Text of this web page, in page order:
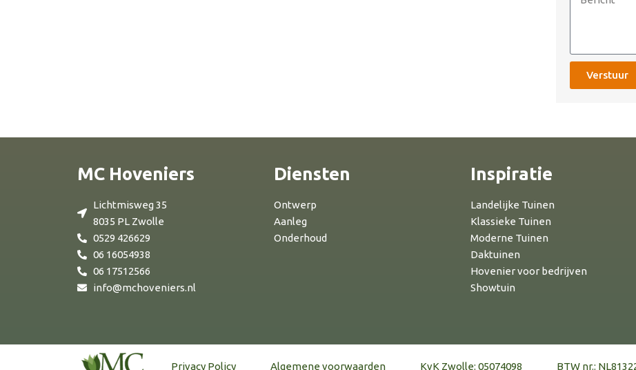
Verstuur
MC Hoveniers
Lichtmisweg 35
8035 PL Zwolle
0529 426629
06 16054938
06 17512566
info@mchoveniers.nl
Diensten
Ontwerp
Aanleg
Onderhoud
Inspiratie
Landelijke Tuinen
Klassieke Tuinen
Moderne Tuinen
Daktuinen
Hovenier voor bedrijven
Showtuin
Privacy Policy Algemene voorwaarden KvK Zwolle: 05074098 BTW nr.: